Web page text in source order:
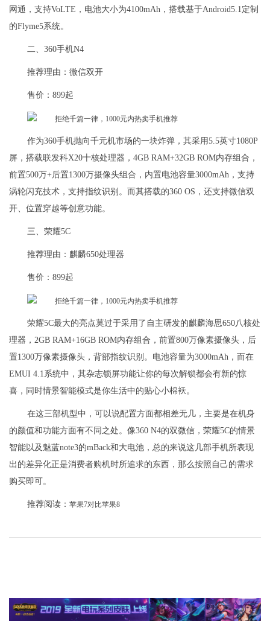
网通，支持VoLTE，电池大小为4100mAh，搭载基于Android5.1定制
的Flyme5系统。
二、360手机N4
推荐理由：微信双开
售价：899起
作为360手机抛向千元机市场的一块炸弹，其采用5.5英寸1080P
屏，搭载联发科X20十核处理器，4GB RAM+32GB ROM内存组合，
前置500万+后置1300万摄像头组合，内置电池容量3000mAh，支持
涡轮闪充技术，支持指纹识别。而其搭载的360 OS，还支持微信双
开、位置穿越等创意功能。
三、荣耀5C
推荐理由：麒麟650处理器
售价：899起
荣耀5C最大的亮点莫过于采用了自主研发的麒麟海思650八核处
理器，2GB RAM+16GB ROM内存组合，前置800万像素摄像头，后
置1300万像素摄像头，背部指纹识别。电池容量为3000mAh，而在
EMUI 4.1系统中，其杂志锁屏功能让你的每次解锁都会有新的惊
喜，同时情景智能模式是你生活中的贴心小棉袄。
在这三部机型中，可以说配置方面都相差无几，主要是在机身
的颜值和功能方面有不同之处。像360 N4的双微信，荣耀5C的情景
智能以及魅蓝note3的mBack和大电池，总的来说这几部手机所表现
出的差异化正是消费者购机时所追求的东西，那么按照自己的需求
购买即可。
推荐阅读： 苹果7对比苹果8